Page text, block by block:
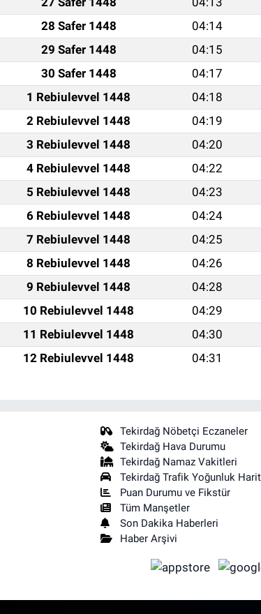
28 Safer 1448 04:14
29 Safer 1448 04:15
30 Safer 1448 04:17
1 Rebiulevvel 1448 04:18
2 Rebiulevvel 1448 04:19
3 Rebiulevvel 1448 04:20
4 Rebiulevvel 1448 04:22
5 Rebiulevvel 1448 04:23
6 Rebiulevvel 1448 04:24
7 Rebiulevvel 1448 04:25
8 Rebiulevvel 1448 04:26
9 Rebiulevvel 1448 04:28
10 Rebiulevvel 1448 04:29
11 Rebiulevvel 1448 04:30
12 Rebiulevvel 1448 04:31
Tekirdağ Nöbetçi Eczaneler
Tekirdağ Hava Durumu
Tekirdağ Namaz Vakitleri
Tekirdağ Trafik Yoğunluk
Puan Durumu ve Fikstür
Tüm Manşetler
Son Dakika Haberleri
Haber Arşivi